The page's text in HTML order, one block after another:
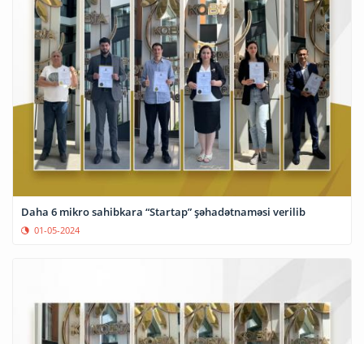
Daha 6 mikro sahibkara “Startap” şəhadətnaməsi verilib
01-05-2024